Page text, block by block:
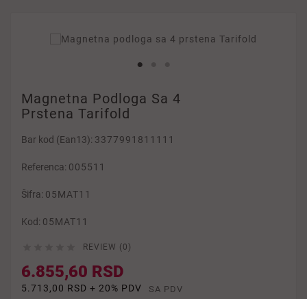
Magnetna Podloga Sa 4
Prstena Tarifold
Bar kod (Ean13): 3377991811111
Referenca: 005511
Šifra: 05MAT11
Kod: 05MAT11
REVIEW (0)
6.855,60 RSD
5.713,00 RSD + 20% PDV SA PDV